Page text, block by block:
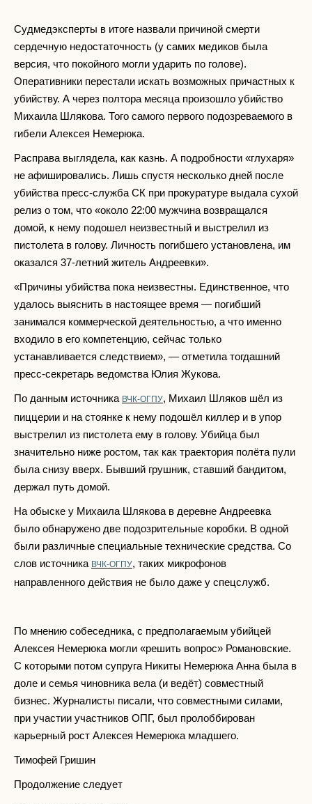
Судмедэксперты в итоге назвали причиной смерти
сердечную недостаточность (у самих медиков была
версия, что покойного могли ударить по голове).
Оперативники перестали искать возможных причастных к
убийству. А через полтора месяца произошло убийство
Михаила Шлякова. Того самого первого подозреваемого в
гибели Алексея Немерюка.
Расправа выглядела, как казнь. А подробности «глухаря»
не афишировались. Лишь спустя несколько дней после
убийства пресс-служба СК при прокуратуре выдала сухой
релиз о том, что «около 22:00 мужчина возвращался
домой, к нему подошел неизвестный и выстрелил из
пистолета в голову. Личность погибшего установлена, им
оказался 37-летний житель Андреевки».
«Причины убийства пока неизвестны. Единственное, что
удалось выяснить в настоящее время — погибший
занимался коммерческой деятельностью, а что именно
входило в его компетенцию, сейчас только
устанавливается следствием», — отметила тогдашний
пресс-секретарь ведомства Юлия Жукова.
По данным источника ВЧК-ОГПУ, Михаил Шляков шёл из
пиццерии и на стоянке к нему подошёл киллер и в упор
выстрелил из пистолета ему в голову. Убийца был
значительно ниже ростом, так как траектория полёта пули
была снизу вверх. Бывший грушник, ставший бандитом,
держал путь домой.
На обыске у Михаила Шлякова в деревне Андреевка
было обнаружено две подозрительные коробки. В одной
были различные специальные технические средства. Со
слов источника ВЧК-ОГПУ, таких микрофонов
направленного действия не было даже у спецслужб.
По мнению собеседника, с предполагаемым убийцей
Алексея Немерюка могли «решить вопрос» Романовские.
С которыми потом супруга Никиты Немерюка Анна была в
доле и семья чиновника вела (и ведёт) совместный
бизнес. Журналисты писали, что совместными силами,
при участии участников ОПГ, был пролоббирован
карьерный рост Алексея Немерюка младшего.
Тимофей Гришин
Продолжение следует